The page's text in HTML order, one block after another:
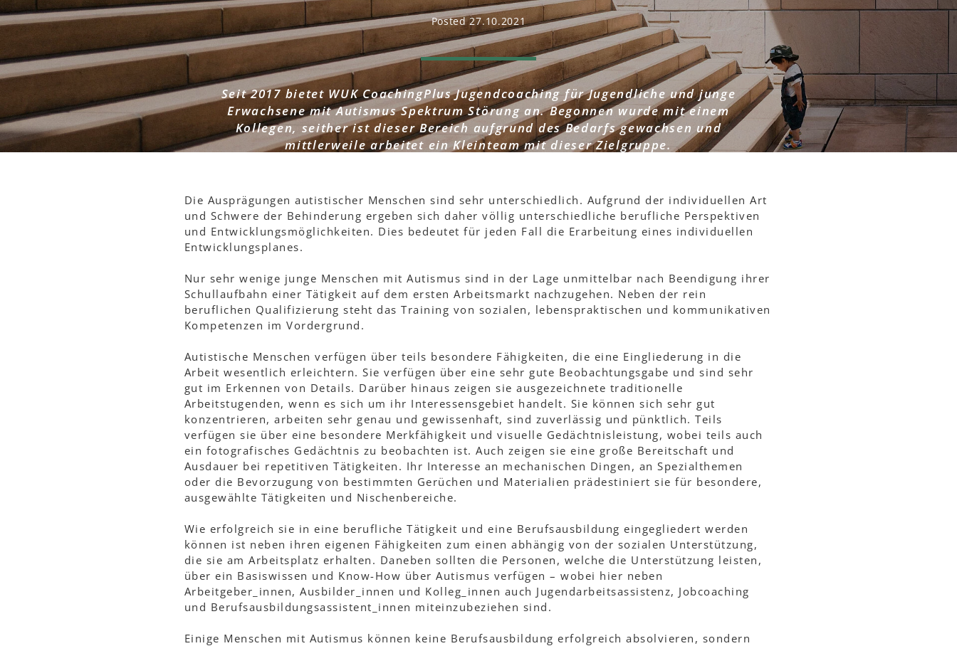
Posted 27.10.2021
Seit 2017 bietet WUK CoachingPlus Jugendcoaching für Jugendliche und junge
Erwachsene mit Autismus Spektrum Störung an. Begonnen wurde mit einem
Kollegen, seither ist dieser Bereich aufgrund des Bedarfs gewachsen und
mittlerweile arbeitet ein Kleinteam mit dieser Zielgruppe.
Die Ausprägungen autistischer Menschen sind sehr unterschiedlich. Aufgrund der individuellen Art
und Schwere der Behinderung ergeben sich daher völlig unterschiedliche berufliche Perspektiven
und Entwicklungsmöglichkeiten. Dies bedeutet für jeden Fall die Erarbeitung eines individuellen
Entwicklungsplanes.
Nur sehr wenige junge Menschen mit Autismus sind in der Lage unmittelbar nach Beendigung ihrer
Schullaufbahn einer Tätigkeit auf dem ersten Arbeitsmarkt nachzugehen. Neben der rein
beruflichen Qualifizierung steht das Training von sozialen, lebenspraktischen und kommunikativen
Kompetenzen im Vordergrund.
Autistische Menschen verfügen über teils besondere Fähigkeiten, die eine Eingliederung in die
Arbeit wesentlich erleichtern. Sie verfügen über eine sehr gute Beobachtungsgabe und sind sehr
gut im Erkennen von Details. Darüber hinaus zeigen sie ausgezeichnete traditionelle
Arbeitstugenden, wenn es sich um ihr Interessensgebiet handelt. Sie können sich sehr gut
konzentrieren, arbeiten sehr genau und gewissenhaft, sind zuverlässig und pünktlich. Teils
verfügen sie über eine besondere Merkfähigkeit und visuelle Gedächtnisleistung, wobei teils auch
ein fotografisches Gedächtnis zu beobachten ist. Auch zeigen sie eine große Bereitschaft und
Ausdauer bei repetitiven Tätigkeiten. Ihr Interesse an mechanischen Dingen, an Spezialthemen
oder die Bevorzugung von bestimmten Gerüchen und Materialien prädestiniert sie für besondere,
ausgewählte Tätigkeiten und Nischenbereiche.
Wie erfolgreich sie in eine berufliche Tätigkeit und eine Berufsausbildung eingegliedert werden
können ist neben ihren eigenen Fähigkeiten zum einen abhängig von der sozialen Unterstützung,
die sie am Arbeitsplatz erhalten. Daneben sollten die Personen, welche die Unterstützung leisten,
über ein Basiswissen und Know-How über Autismus verfügen – wobei hier neben
Arbeitgeber_innen, Ausbilder_innen und Kolleg_innen auch Jugendarbeitsassistenz, Jobcoaching
und Berufsausbildungs­assistent_innen miteinzubeziehen sind.
Einige Menschen mit Autismus können keine Berufsausbildung erfolgreich absolvieren, sondern